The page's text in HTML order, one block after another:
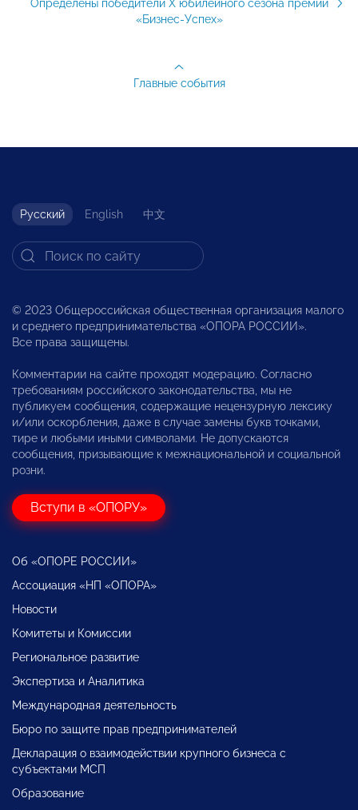
Определены победители Х юбилейного сезона премии
«Бизнес-Успех»
Главные события
Русский English 中文
© 2023 Общероссийская общественная организация малого
и среднего предпринимательства «ОПОРА РОССИИ».
Все права защищены.
Комментарии на сайте проходят модерацию. Согласно
требованиям российского законодательства, мы не
публикуем сообщения, содержащие нецензурную лексику
и/или оскорбления, даже в случае замены букв точками,
тире и любыми иными символами. Не допускаются
сообщения, призывающие к межнациональной и социальной
розни.
Вступи в «ОПОРУ»
Об «ОПОРЕ РОССИИ»
Ассоциация «НП «ОПОРА»
Новости
Комитеты и Комиссии
Региональное развитие
Экспертиза и Аналитика
Международная деятельность
Бюро по защите прав предпринимателей
Декларация о взаимодействии крупного бизнеса с
субъектами МСП
Образование